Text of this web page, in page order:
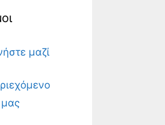
μαζί
μας